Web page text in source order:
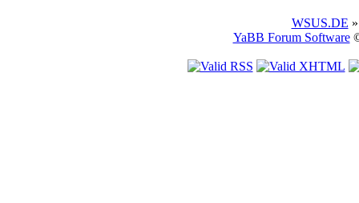
WSUS.DE
YaBB Forum Software©